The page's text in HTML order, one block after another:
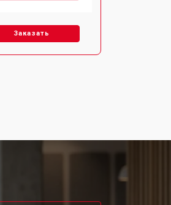
Заказать
Заказать